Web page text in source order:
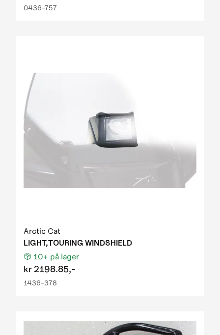
0436-757
Arctic Cat
LIGHT,TOURING WINDSHIELD
10+ på lager
kr 2198.85,-
1436-378